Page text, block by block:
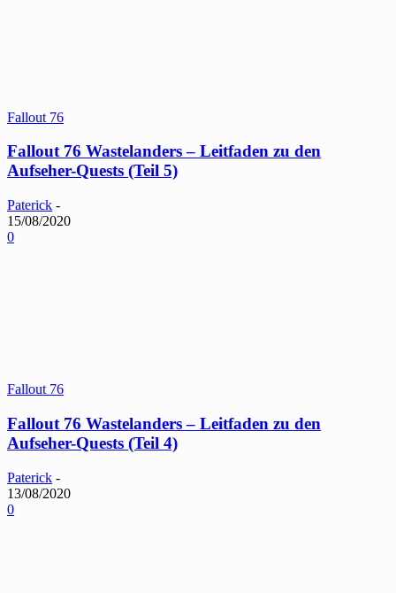
Fallout 76
Fallout 76 Wastelanders – Leitfaden zu den
Aufseher-Quests (Teil 5)
Paterick -
15/08/2020
0
Fallout 76
Fallout 76 Wastelanders – Leitfaden zu den
Aufseher-Quests (Teil 4)
Paterick -
13/08/2020
0